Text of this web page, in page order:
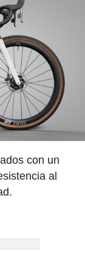
con un
al